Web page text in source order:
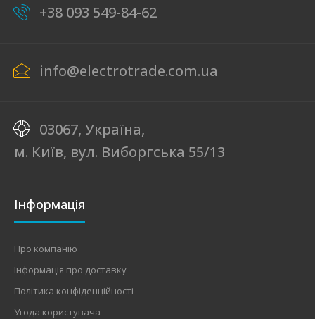
+38 093 549-84-62
info@electrotrade.com.ua
03067, Україна,
м. Київ, вул. Виборгська 55/13
Інформація
Про компанію
Інформація про доставку
Політика конфіденційності
Угода користувача